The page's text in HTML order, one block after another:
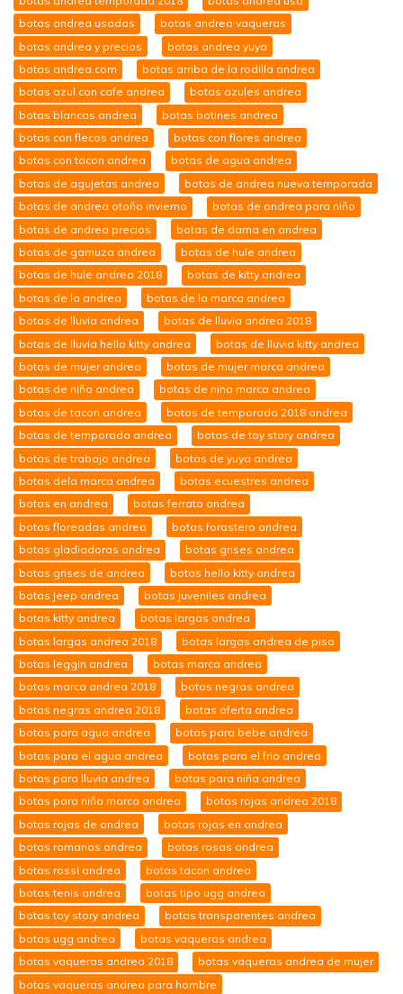
botas andrea usadas
botas andrea vaqueras
botas andrea y precios
botas andrea yuya
botas andrea.com
botas arriba de la rodilla andrea
botas azul con cafe andrea
botas azules andrea
botas blancas andrea
botas botines andrea
botas con flecos andrea
botas con flores andrea
botas con tacon andrea
botas de agua andrea
botas de agujetas andrea
botas de andrea nueva temporada
botas de andrea otoño invierno
botas de andrea para niño
botas de andrea precios
botas de dama en andrea
botas de gamuza andrea
botas de hule andrea
botas de hule andrea 2018
botas de kitty andrea
botas de la andrea
botas de la marca andrea
botas de lluvia andrea
botas de lluvia andrea 2018
botas de lluvia hello kitty andrea
botas de lluvia kitty andrea
botas de mujer andrea
botas de mujer marca andrea
botas de niña andrea
botas de nina marca andrea
botas de tacon andrea
botas de temporada 2018 andrea
botas de temporada andrea
botas de toy story andrea
botas de trabajo andrea
botas de yuya andrea
botas dela marca andrea
botas ecuestres andrea
botas en andrea
botas ferrato andrea
botas floreadas andrea
botas forastero andrea
botas gladiadoras andrea
botas grises andrea
botas grises de andrea
botas hello kitty andrea
botas jeep andrea
botas juveniles andrea
botas kitty andrea
botas largas andrea
botas largas andrea 2018
botas largas andrea de piso
botas leggin andrea
botas marca andrea
botas marca andrea 2018
botas negras andrea
botas negras andrea 2018
botas oferta andrea
botas para agua andrea
botas para bebe andrea
botas para el agua andrea
botas para el frio andrea
botas para lluvia andrea
botas para niña andrea
botas para niña marca andrea
botas rojas andrea 2018
botas rojas de andrea
botas rojas en andrea
botas romanas andrea
botas rosas andrea
botas rossi andrea
botas tacon andrea
botas tenis andrea
botas tipo ugg andrea
botas toy story andrea
botas transparentes andrea
botas ugg andrea
botas vaqueras andrea
botas vaqueras andrea 2018
botas vaqueras andrea de mujer
botas vaqueras andrea para hombre